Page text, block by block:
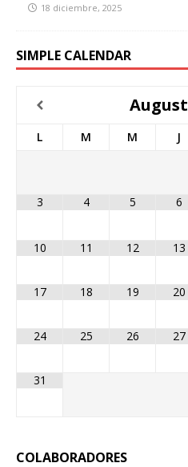
18 diciembre, 2025
SIMPLE CALENDAR
August
L M M J
3 4 5 6
10 11 12 13
17 18 19 20
24 25 26 27
31
COLABORADORES